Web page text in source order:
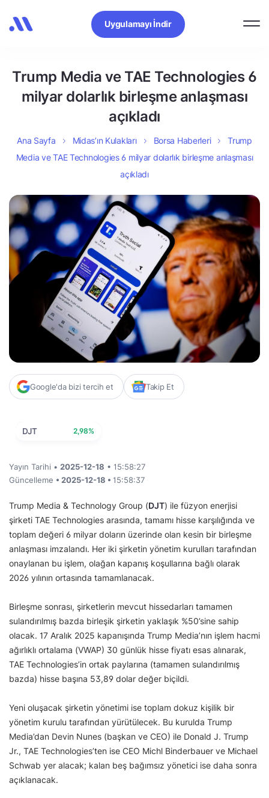
Uygulamayı İndir
Trump Media ve TAE Technologies 6
milyar dolarlık birleşme anlaşması
açıkladı
Ana Sayfa Midas’ın Kulakları Borsa Haberleri
Trump
Media ve TAE Technologies 6 milyar dolarlık birleşme anlaşması
açıkladı
Google'da bizi tercih et Takip Et
DJT 2,98%
Yayın Tarihi • 2025-12-18 • 15:58:27
Güncelleme • 2025-12-18 • 15:58:37
Trump Media & Technology Group (DJT) ile füzyon enerjisi
şirketi TAE Technologies arasında, tamamı hisse karşılığında ve
toplam değeri 6 milyar doların üzerinde olan kesin bir birleşme
anlaşması imzalandı. Her iki şirketin yönetim kurulları tarafından
onaylanan bu işlem, olağan kapanış koşullarına bağlı olarak
2026 yılının ortasında tamamlanacak.
Birleşme sonrası, şirketlerin mevcut hissedarları tamamen
sulandırılmış bazda birleşik şirketin yaklaşık %50’sine sahip
olacak. 17 Aralık 2025 kapanışında Trump Media’nın işlem hacmi
ağırlıklı ortalama (VWAP) 30 günlük hisse fiyatı esas alınarak,
TAE Technologies’in ortak paylarına (tamamen sulandırılmış
bazda) hisse başına 53,89 dolar değer biçildi.
Yeni oluşacak şirketin yönetimi ise toplam dokuz kişilik bir
yönetim kurulu tarafından yürütülecek. Bu kurulda Trump
Media’dan Devin Nunes (başkan ve CEO) ile Donald J. Trump
Jr., TAE Technologies’ten ise CEO Michl Binderbauer ve Michael
Schwab yer alacak; kalan beş bağımsız yönetici ise daha sonra
açıklanacak.